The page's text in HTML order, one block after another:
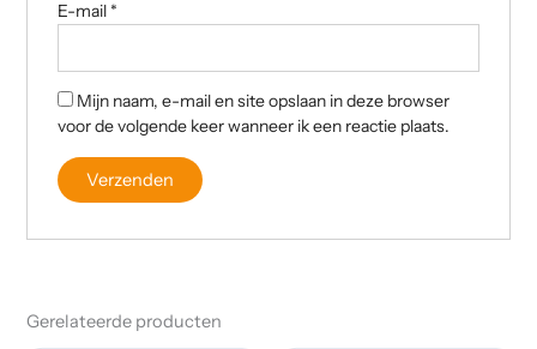
E-mail *
Mijn naam, e-mail en site opslaan in deze browser
voor de volgende keer wanneer ik een reactie plaats.
Gerelateerde producten